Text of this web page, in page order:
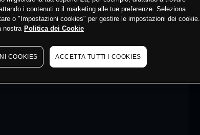
i contenuti o il marketing alle tue preferenze. Seleziona
o "Impostazioni cookies" per gestire le impostazioni dei cookie.
nostra Politica dei Cookie
COOKIES ACCETTA TUTTI I COOKIES